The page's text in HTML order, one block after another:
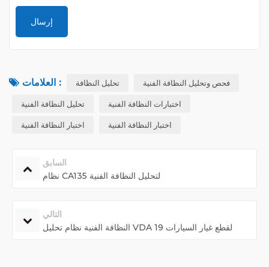
العلامات : تحليل النظافة فحص وتحليل النظافة الفنية
تحليل النظافة الفنية اختبارات النظافة الفنية
اختبار النظافة الفنية اختبار النظافة الفنية
السابق
نظام CA135 لتحليل النظافة الفنية
التالي
النظافة الفنية نظام تحليل VDA 19 لقطع غيار السيارات